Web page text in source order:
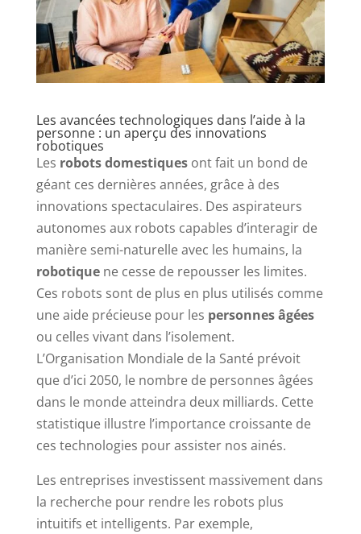
Les avancées technologiques dans l’aide à la
personne : un aperçu des innovations
robotiques
Les robots domestiquesont fait un bond de
géant ces dernières années, grâce à des
innovations spectaculaires. Des aspirateurs
autonomes aux robots capables d’interagir de
manière semi-naturelle avec les humains, la
robotiquene cesse de repousser les limites.
Ces robots sont de plus en plus utilisés comme
une aide précieuse pour les personnes âgées
ou celles vivant dans l’isolement.
L’Organisation Mondiale de la Santé prévoit
que d’ici 2050, le nombre de personnes âgées
dans le monde atteindra deux milliards. Cette
statistique illustre l’importance croissante de
ces technologies pour assister nos ainés.
Les entreprises investissent massivement dans
la recherche pour rendre les robots plus
intuitifs et intelligents. Par exemple,